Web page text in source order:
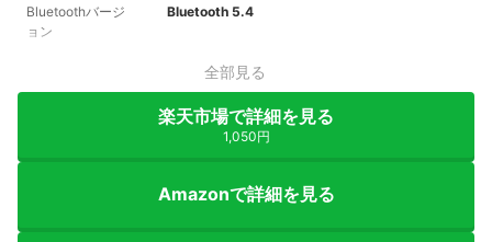
Bluetoothバージ
ョン
Bluetooth 5.4
全部見る
楽天市場で詳細を見る
1,050円
Amazonで詳細を見る